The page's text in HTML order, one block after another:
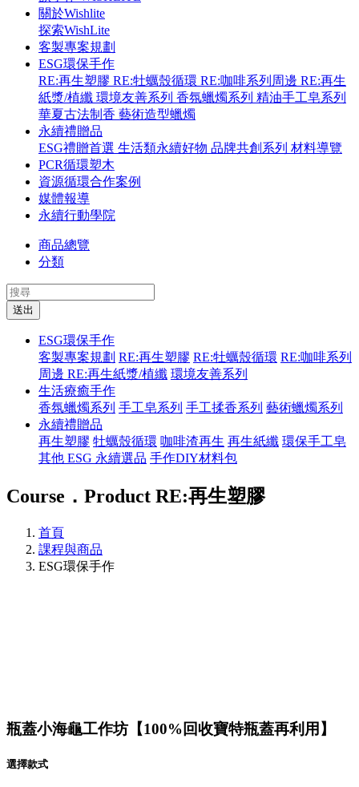
關於Wishlite
探索WishLite
客製專案規劃
ESG環保手作
RE:再生塑膠 RE:牡蠣殼循環 RE:咖啡系列周邊 RE:再生
紙漿/植纖 環境友善系列 香氛蠟燭系列 精油手工皂系列
華夏古法制香 藝術造型蠟燭
永續禮贈品
ESG禮贈首選 生活類永續好物 品牌共創系列 材料導覽
PCR循環塑木
資源循環合作案例
媒體報導
永續行動學院
商品總覽
分類
送出
ESG環保手作
客製專案規劃 RE:再生塑膠 RE:牡蠣殼循環 RE:咖啡系列
周邊 RE:再生紙漿/植纖 環境友善系列
生活療癒手作
香氛蠟燭系列 手工皂系列 手工揉香系列 藝術蠟燭系列
永續禮贈品
再生塑膠 牡蠣殼循環 咖啡渣再生 再生紙纖 環保手工皂
其他 ESG 永續選品 手作DIY材料包
Course．Product RE:再生塑膠
首頁
課程與商品
ESG環保手作
瓶蓋小海龜工作坊【100%回收寶特瓶蓋再利用】
選擇款式